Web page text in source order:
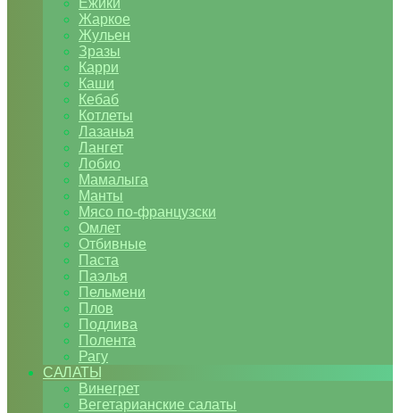
Ежики
Жаркое
Жульен
Зразы
Карри
Каши
Кебаб
Котлеты
Лазанья
Лангет
Лобио
Мамалыга
Манты
Мясо по-французски
Омлет
Отбивные
Паста
Паэлья
Пельмени
Плов
Подлива
Полента
Рагу
САЛАТЫ
Винегрет
Вегетарианские салаты